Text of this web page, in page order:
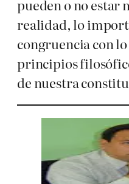
pueden o no estar
realidad, lo
congruencia con
principios
de nuestra